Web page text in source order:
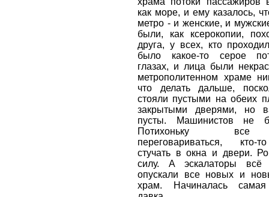
как море, и ему казалось,
метро - и женские, и
были, как ксерокопии,
друга, у всех, кто
было какое-то серое
глазах, и лица были
метрополитенном храме
что делать дальше,
стояли пустыми на обеих
закрытыми дверями, но
пусты. Машинистов не
Потихоньку все
переговариваться, кто-
стучать в окна и двери.
силу. А эскалаторы всё
опускали все новых и
храм. Начиналась